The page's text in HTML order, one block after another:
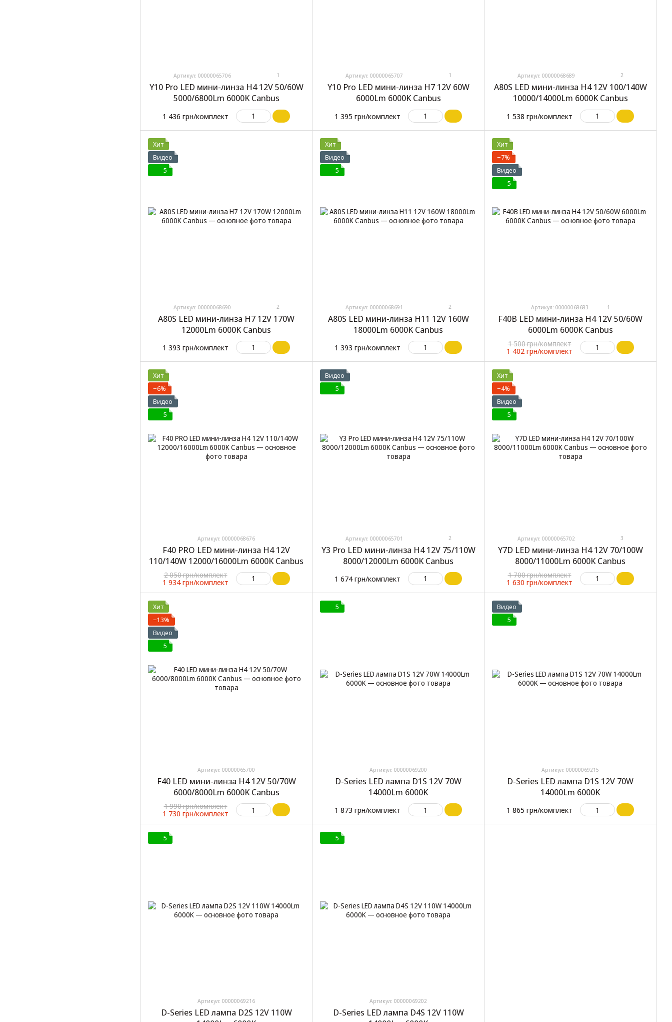
Артикул: 00000065706 1
Y10 Pro LED мини-линза H4 12V 50/60W
5000/6800Lm 6000K Canbus
1 436 грн/комплект
Артикул: 00000065707 1
Y10 Pro LED мини-линза H7 12V 60W
6000Lm 6000K Canbus
1 395 грн/комплект
Артикул: 00000068689 2
A80S LED мини-линза H4 12V 100/140W
10000/14000Lm 6000K Canbus
1 538 грн/комплект
Хит
Видео
5
Артикул: 00000068690 2
A80S LED мини-линза H7 12V 170W
12000Lm 6000K Canbus
1 393 грн/комплект
Хит
Видео
5
Артикул: 00000068691 2
A80S LED мини-линза H11 12V 160W
18000Lm 6000K Canbus
1 393 грн/комплект
Хит
−7%
Видео
5
Артикул: 00000068683 1
F40B LED мини-линза H4 12V 50/60W
6000Lm 6000K Canbus
1 500 грн/комплект
1 402 грн/комплект
Хит
−6%
Видео
5
Артикул: 00000068676
F40 PRO LED мини-линза H4 12V
110/140W 12000/16000Lm 6000K Canbus
2 050 грн/комплект
1 934 грн/комплект
Видео
5
Артикул: 00000065701 2
Y3 Pro LED мини-линза H4 12V 75/110W
8000/12000Lm 6000K Canbus
1 674 грн/комплект
Хит
−4%
Видео
5
Артикул: 00000065702 3
Y7D LED мини-линза H4 12V 70/100W
8000/11000Lm 6000K Canbus
1 700 грн/комплект
1 630 грн/комплект
Хит
−13%
Видео
5
Артикул: 00000065700
F40 LED мини-линза H4 12V 50/70W
6000/8000Lm 6000K Canbus
1 990 грн/комплект
1 730 грн/комплект
5
Артикул: 00000069200
D-Series LED лампа D1S 12V 70W
14000Lm 6000K
1 873 грн/комплект
Видео
5
Артикул: 00000069215
D-Series LED лампа D1S 12V 70W
14000Lm 6000K
1 865 грн/комплект
5
Артикул: 00000069216
D-Series LED лампа D2S 12V 110W
5
Артикул: 00000069202
D-Series LED лампа D4S 12V 110W